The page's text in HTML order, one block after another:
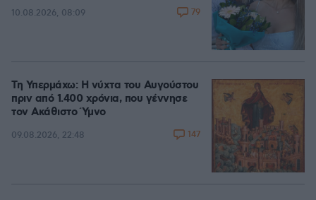
10.08.2026, 08:09 79
Τη Υπερμάχω: Η νύχτα του Αυγούστου
πριν από 1.400 χρόνια, που γέννησε
τον Ακάθιστο Ύμνο
09.08.2026, 22:48 147